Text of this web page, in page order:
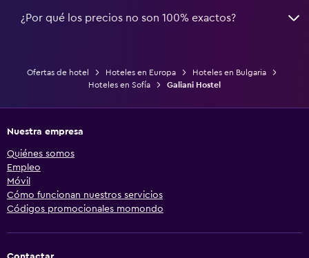
¿Por qué los precios no son 100% exactos?
Ofertas de hotel Hoteles en Europa
Hoteles en Bulgaria
Hoteles en Sofía
Galiani Hostel
Nuestra empresa
Quiénes somos
Empleo
Móvil
Cómo funcionan nuestros servicios
Códigos promocionales momondo